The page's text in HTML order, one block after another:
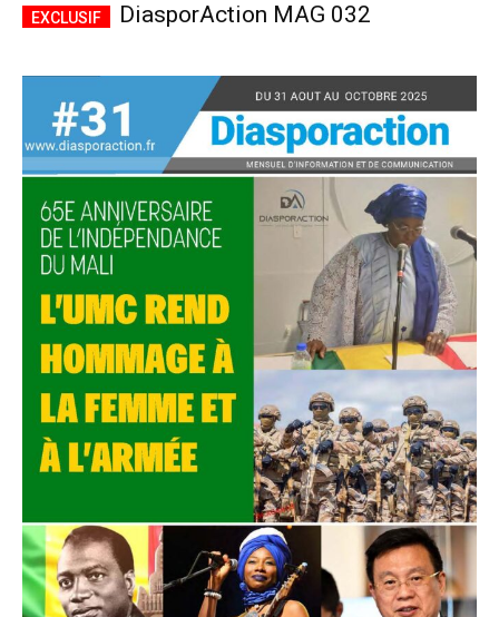
DiasporAction MAG 032